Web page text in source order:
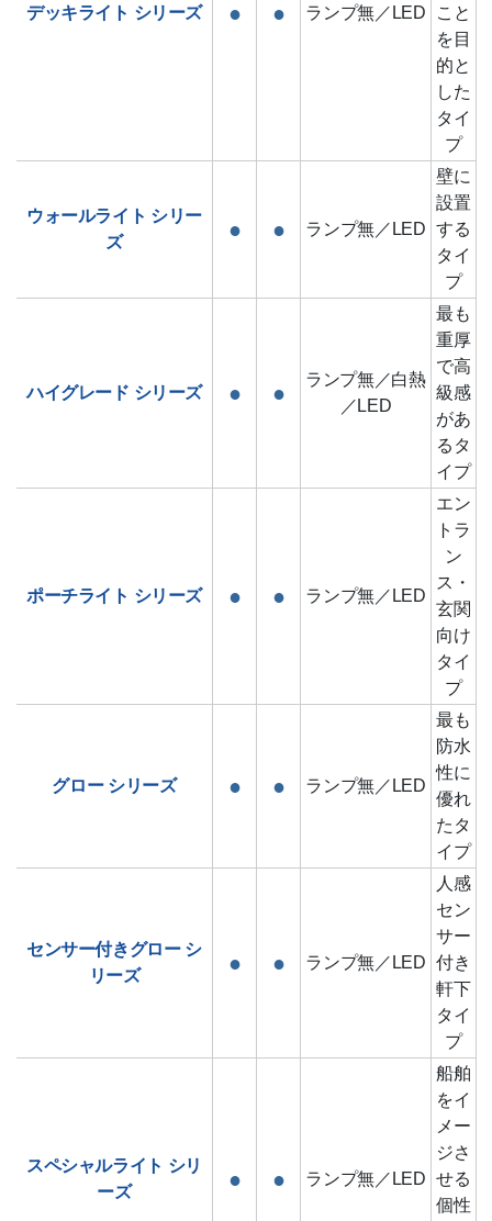
デッキライト シリーズ ● ● ランプ無／LED
こと
を目
的と
した
タイ
プ
ウォールライト シリー
ズ
● ● ランプ無／LED
壁に
設置
する
タイ
プ
ハイグレード シリーズ ● ●
ランプ無／白熱
／LED
最も
重厚
で高
級感
があ
るタ
イプ
ポーチライト シリーズ ● ● ランプ無／LED
エン
トラ
ン
ス・
玄関
向け
タイ
プ
グロー シリーズ ● ● ランプ無／LED
最も
防水
性に
優れ
たタ
イプ
センサー付きグロー シ
リーズ
● ● ランプ無／LED
人感
セン
サー
付き
軒下
タイ
プ
スペシャルライト シリ
ーズ
● ● ランプ無／LED
船舶
をイ
メー
ジさ
せる
個性